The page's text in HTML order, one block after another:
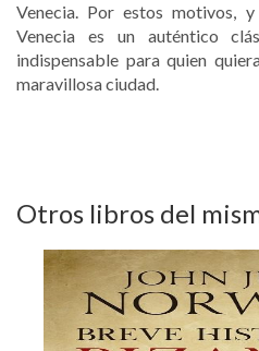
Venecia. Por estos motivos,
Venecia es un auténtico
indispensable para quien
maravillosa ciudad.
Otros libros del